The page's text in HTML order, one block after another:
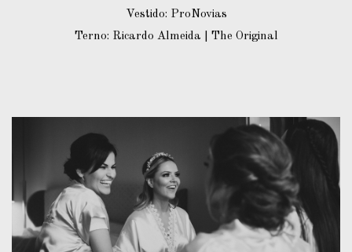
Vestido: ProNovias
Terno: Ricardo Almeida | The Original